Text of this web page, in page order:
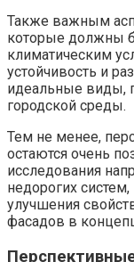
Также важным
которые должны
климатическим
устойчивость и
идеальные виды,
городской среды.
Тем не менее,
остаются очень
исследования
недорогих
улучшения
фасадов в